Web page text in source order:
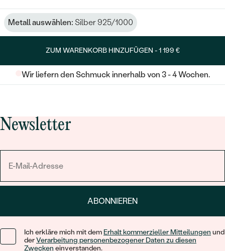
Metall auswählen: Silber 925/1000
ZUM WARENKORB HINZUFÜGEN -1 199 €
Wir liefern den Schmuck innerhalb von 3 - 4 Wochen.
Newsletter
ABONNIEREN
Ich erkläre mich mit dem Erhalt kommerzieller Mitteilungen und
derVerarbeitung personenbezogener Daten zu diesen
Zwecken einverstanden.